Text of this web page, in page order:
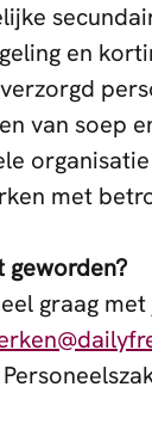
en
verzorgd
van soep
met
geworden?
graag